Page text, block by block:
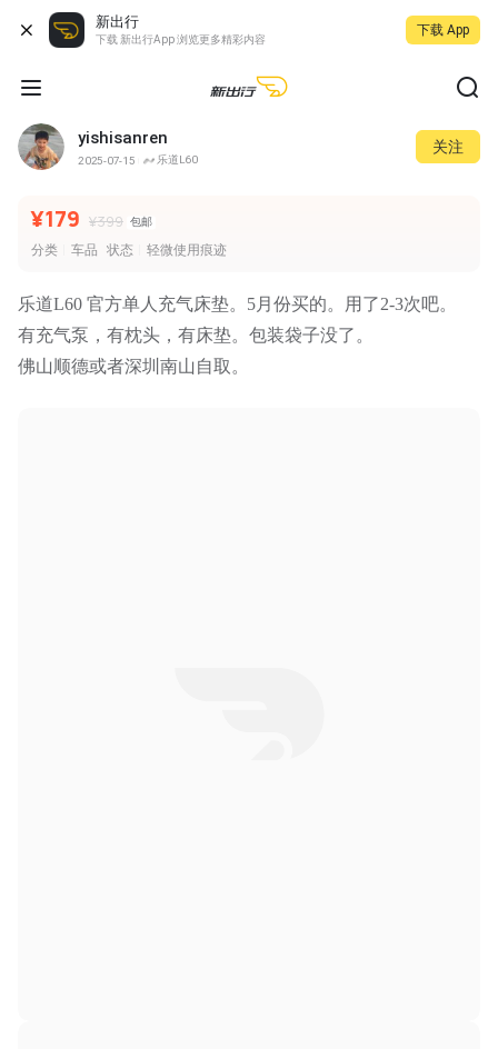
新出行
下载 新出行App 浏览更多精彩内容
下载 App
yishisanren
2025-07-15 乐道L60
关注
¥179 ¥399 包邮
分类 车品 状态 轻微使用痕迹
乐道L60 官方单人充气床垫。5月份买的。用了2-3次吧。
有充气泵，有枕头，有床垫。包装袋子没了。
佛山顺德或者深圳南山自取。